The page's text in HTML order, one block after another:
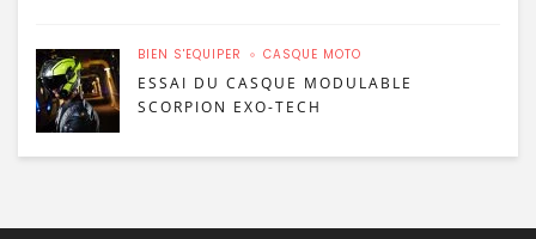
BIEN S'ÉQUIPER CASQUE MOTO
ESSAI DU CASQUE MODULABLE
SCORPION EXO-TECH